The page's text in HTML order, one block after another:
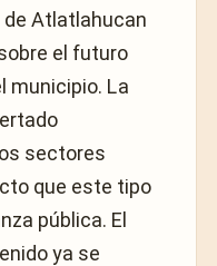
Atlatlahucan
el futuro
municipio. La
sectores
que este tipo
pública. El
ya se